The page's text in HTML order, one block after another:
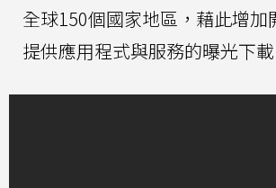
全球150個國家地區，藉此增加
提供應用程式與服務的曝光下載